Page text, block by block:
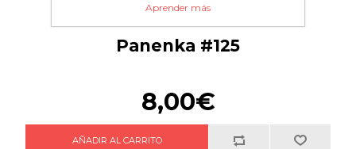
Panenka #125
8,00€
Aprender más